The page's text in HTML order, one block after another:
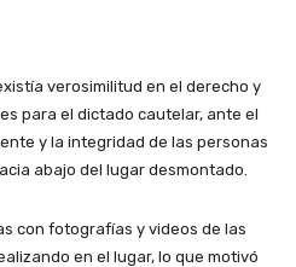
verosimilitud en el derecho y
para el dictado cautelar, ante el
y la integridad de las personas
abajo del lugar desmontado.
con fotografías y videos de las
en el lugar, lo que motivó